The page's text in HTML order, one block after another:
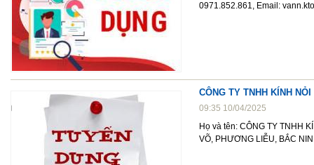
0971.852.861, Email:
CÔNG TY TNHH KÍNH
09:35 10/04/2025
Họ và tên: CÔNG TY TNHH
VÕ, PHƯƠNG LIỄU, BẮC